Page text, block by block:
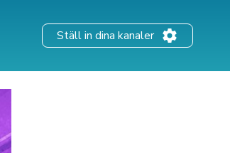
Ställ in dina kanaler